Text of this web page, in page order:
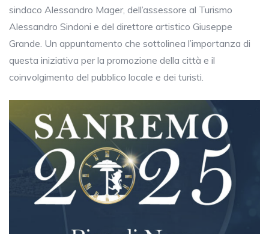
sindaco Alessandro Mager, dell’assessore al Turismo
Alessandro Sindoni e del direttore artistico Giuseppe
Grande. Un appuntamento che sottolinea l’importanza di
questa iniziativa per la promozione della città e il
coinvolgimento del pubblico locale e dei turisti.